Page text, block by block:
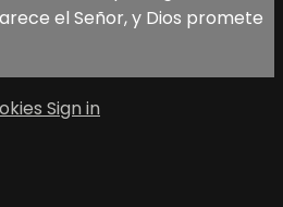
el Señor, y Dios promete
Sign in